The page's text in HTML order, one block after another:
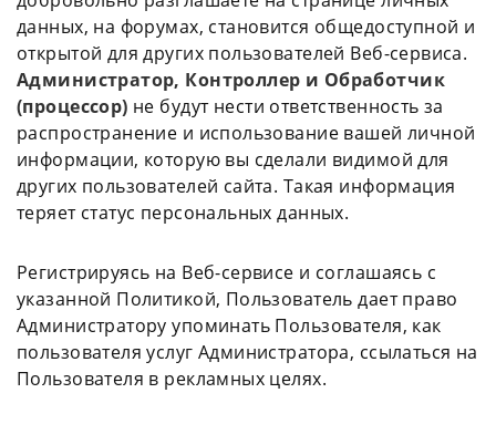
данных, на форумах, становится общедоступной и
открытой для других пользователей Веб-сервиса.
Администратор, Контроллер и Обработчик
(процессор) не будут нести ответственность за
распространение и использование вашей личной
информации, которую вы сделали видимой для
других пользователей сайта. Такая информация
теряет статус персональных данных.
Регистрируясь на Веб-сервисе и соглашаясь с
указанной Политикой, Пользователь дает право
Администратору упоминать Пользователя, как
пользователя услуг Администратора, ссылаться на
Пользователя в рекламных целях.